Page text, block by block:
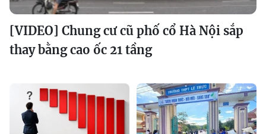
[VIDEO] Chung cư cũ phố cổ Hà Nội sắp
thay bằng cao ốc 21 tầng